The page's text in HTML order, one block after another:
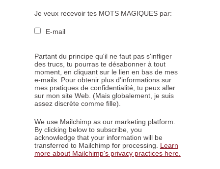
Je veux recevoir tes MOTS MAGIQUES par:
E-mail
Partant du principe qu'il ne faut pas s'infliger
des trucs, tu pourras te désabonner à tout
moment, en cliquant sur le lien en bas de mes
e-mails. Pour obtenir plus d'informations sur
mes pratiques de confidentialité, tu peux aller
sur mon site Web. (Mais globalement, je suis
assez discrète comme fille).
We use Mailchimp as our marketing platform.
By clicking below to subscribe, you
acknowledge that your information will be
transferred to Mailchimp for processing. Learn
more about Mailchimp's privacy practices here.